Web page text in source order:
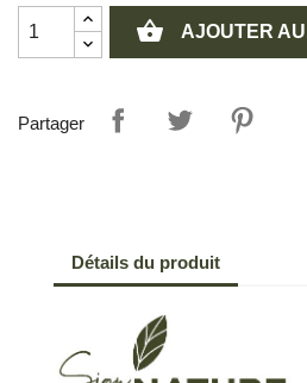
shopping_basket AJOUTER
Partager
Détails du produit